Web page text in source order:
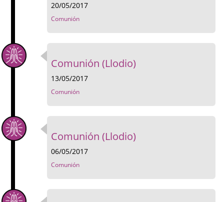
20/05/2017
Comunión
Comunión (Llodio)
13/05/2017
Comunión
Comunión (Llodio)
06/05/2017
Comunión